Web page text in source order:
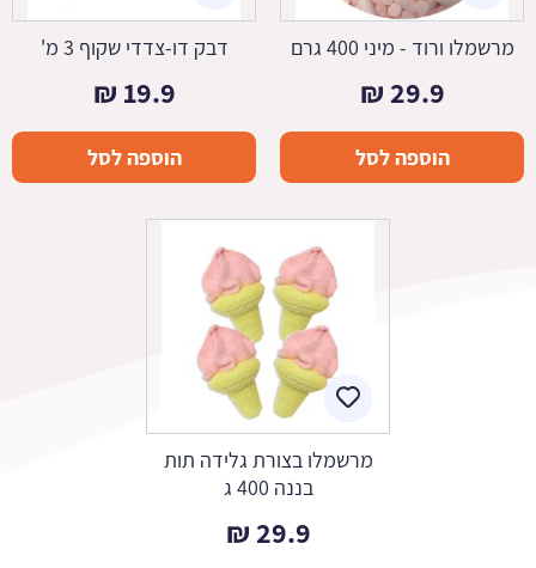
מרשמלו ורוד - מיני 400 גרם
29.9
₪
הוספה לסל
דבק דו-צדדי שקוף 3 מ'
19.9
₪
הוספה לסל
מרשמלו בצורת גלידה תות
בננה 400 ג
29.9
₪